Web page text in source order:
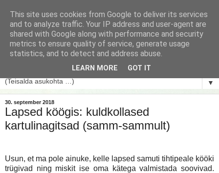
▼
30. september 2018
Lapsed köögis: kuldkollased
kartulinagitsad (samm-sammult)
Usun, et ma pole ainuke, kelle lapsed samuti tihtipeale kööki
trügivad ning miskit ise oma kätega valmistada soovivad.
This site uses cookies from Google to deliver its services
and to analyze traffic. Your IP address and user-agent are
shared with Google along with performance and security
metrics to ensure quality of service, generate usage
statistics, and to detect and address abuse.
LEARN MORE GOT IT